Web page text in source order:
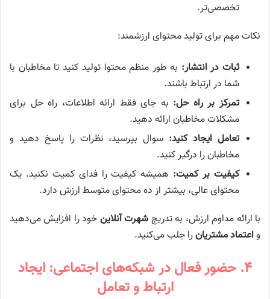
تخصصی‌تر.
نکات مهم برای تولید محتوای ارزشمند:
ثبات در انتشار: به طور منظم محتوا تولید کنید تا مخاطبان با
شما در ارتباط باشند.
تمرکز بر راه حل: به جای فقط ارائه اطلاعات، راه حل برای
مشکلات مخاطبان ارائه دهید.
تعامل ایجاد کنید: سوال بپرسید، نظرات را پاسخ دهید و
مخاطبان را درگیر کنید.
کیفیت بر کمیت: همیشه کیفیت را فدای کمیت نکنید. یک
محتوای عالی، بیشتر از ده محتوای متوسط ارزش دارد.
با ارائه مداوم ارزش، به تدریج شهرت آنلاین خود را افزایش می‌دهید
واعتماد مشتریانرا جلب می‌کنید.
۴. حضور فعال در شبکه‌های اجتماعی: ایجاد
ارتباط و تعامل